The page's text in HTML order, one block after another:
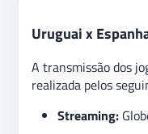
Uruguai x
A transmissão dos
realizada pelos
Streaming: